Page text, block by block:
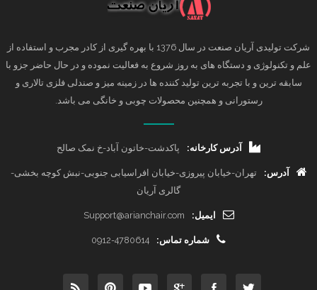
شرکت تولیدی آریان صنعت در سال 1376 با بهره گیری از کادر مجرب و استفاده از
علم و تکنولوژی و دستگاه های به روز شروع به فعالیت نموده و در حال حاضر جزو با
سابقه ترین و با تجربه ترین تولید کننده ها در زمینه میز و صندلی فلزی تالاری و
رستورانی و همچنین محصولات چوبی و خانگی می باشد.
آدرس کارخانه: پاکدشت-خاتون آباد-خ نمک صالح
آدرس:
تهران-خیابان پیروزی-خیابان افراسیابی جنوبی-نبش کوچه بخشی-
گالری آریان
ایمیل: Support@arianchair.com
شماره تماس: 0912-4780614